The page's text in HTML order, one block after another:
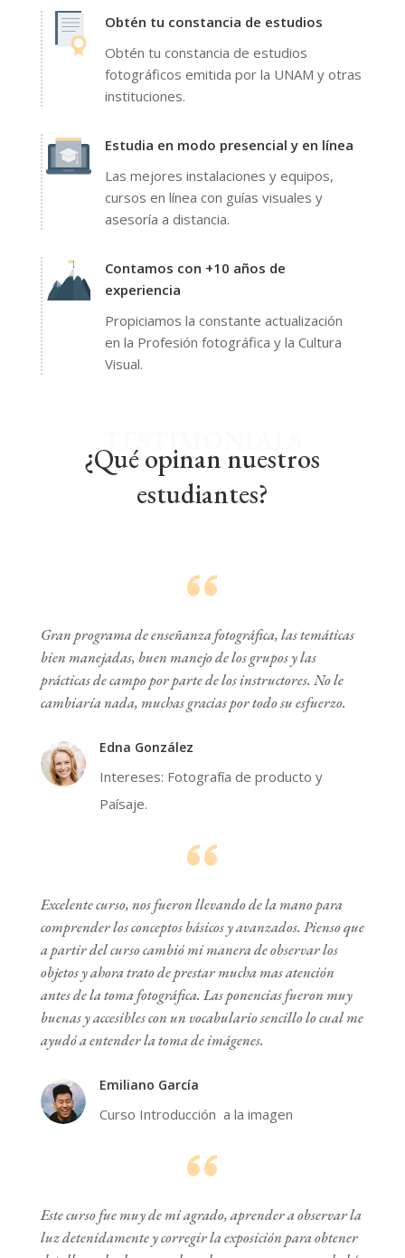
Obtén tu constancia de estudios
Obtén tu constancia de estudios
fotográficos emitida por la UNAM y otras
instituciones.
Estudia en modo presencial y en línea
Las mejores instalaciones y equipos,
cursos en línea con guías visuales y
asesoría a distancia.
Contamos con +10 años de
experiencia
Propiciamos la constante actualización
en la Profesión fotográfica y la Cultura
Visual.
¿Qué opinan nuestros
estudiantes?
Gran programa de enseñanza fotográfica, las temáticas
bien manejadas, buen manejo de los grupos y las
prácticas de campo por parte de los instructores. No le
cambiaría nada, muchas gracias por todo su esfuerzo.
Edna González
Intereses: Fotografía de producto y
Paísaje.
Excelente curso, nos fueron llevando de la mano para
comprender los conceptos básicos y avanzados. Pienso que
a partir del curso cambió mi manera de observar los
objetos y ahora trato de prestar mucha mas atención
antes de la toma fotográfica. Las ponencias fueron muy
buenas y accesibles con un vocabulario sencillo lo cual me
ayudó a entender la toma de imágenes.
Emiliano García
Curso Introducción a la imagen
Este curso fue muy de mi agrado, aprender a observar la
luz detenidamente y corregir la exposición para obtener